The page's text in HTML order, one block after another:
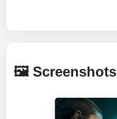
🖼️ Screenshots